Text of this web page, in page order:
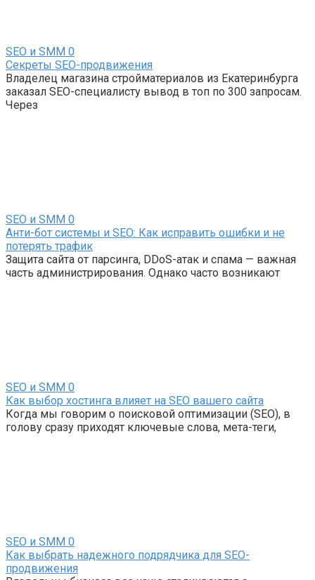
SEO и SMM 0
Секреты SEO-продвижения
Владелец магазина стройматериалов из Екатеринбурга
заказал SEO-специалисту вывод в топ по 300 запросам.
Через
SEO и SMM 0
Анти-бот системы и SEO: Как исправить ошибки и не
потерять трафик
Защита сайта от парсинга, DDoS-атак и спама — важная
часть администрирования. Однако часто возникают
SEO и SMM 0
Как выбор хостинга влияет на SEO вашего сайта
Когда мы говорим о поисковой оптимизации (SEO), в
голову сразу приходят ключевые слова, мета-теги,
SEO и SMM 0
Как выбрать надежного подрядчика для SEO-
продвижения